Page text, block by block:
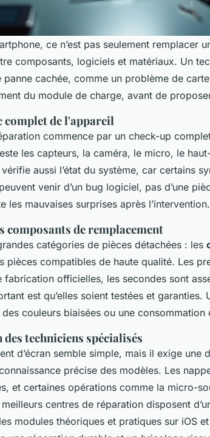
ce n’est pas seulement remplacer
composants, logiciels et matériaux. Un
panne cachée, comme un problème de
du module de charge, avant de
complet de l'appareil
commence par un check-up
les capteurs, la caméra, le micro, le
aussi l’état du système, car certains
venir d’un bug logiciel, pas d’une
les mauvaises surprises après l’intervention.
composants de remplacement
catégories de pièces détachées : les
pièces compatibles de haute qualité. Les
fabrication officielles, les secondes sont
est qu’elles soient testées et
couleurs biaisées ou une consommation
techniciens spécialisés
d’écran semble simple, mais il exige une
précise des modèles. Les
et certaines opérations comme la micro-
centres de réparation disposent
modules théoriques et pratiques sur iOS